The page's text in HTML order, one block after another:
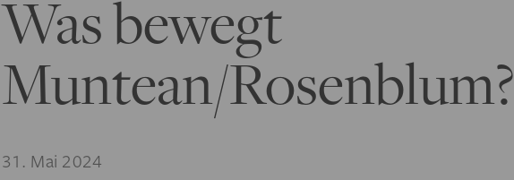
Was bewegt
Muntean/Rosenblum?
31. Mai 2024